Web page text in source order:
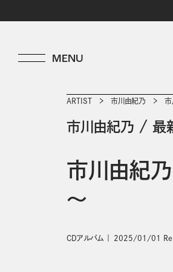
ARTIST 市川由紀乃 市
市川由紀乃 / 最
市川由紀
～
CDアルバム 2025/01/01